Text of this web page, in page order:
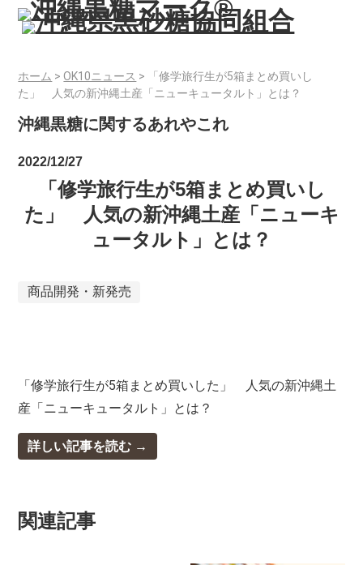
ホーム > OK10ニュース >
「修学旅行生が5箱まとめ買いし
た」 人気の新沖縄土産「ニューキュータルト」とは？
沖縄黒糖に関するあれやこれ
2022/12/27
「修学旅行生が5箱まとめ買いし
た」 人気の新沖縄土産「ニューキ
ュータルト」とは？
商品開発・新発売
「修学旅行生が5箱まとめ買いした」 人気の新沖縄土
産「ニューキュータルト」とは？
詳しい記事を読む
関連記事